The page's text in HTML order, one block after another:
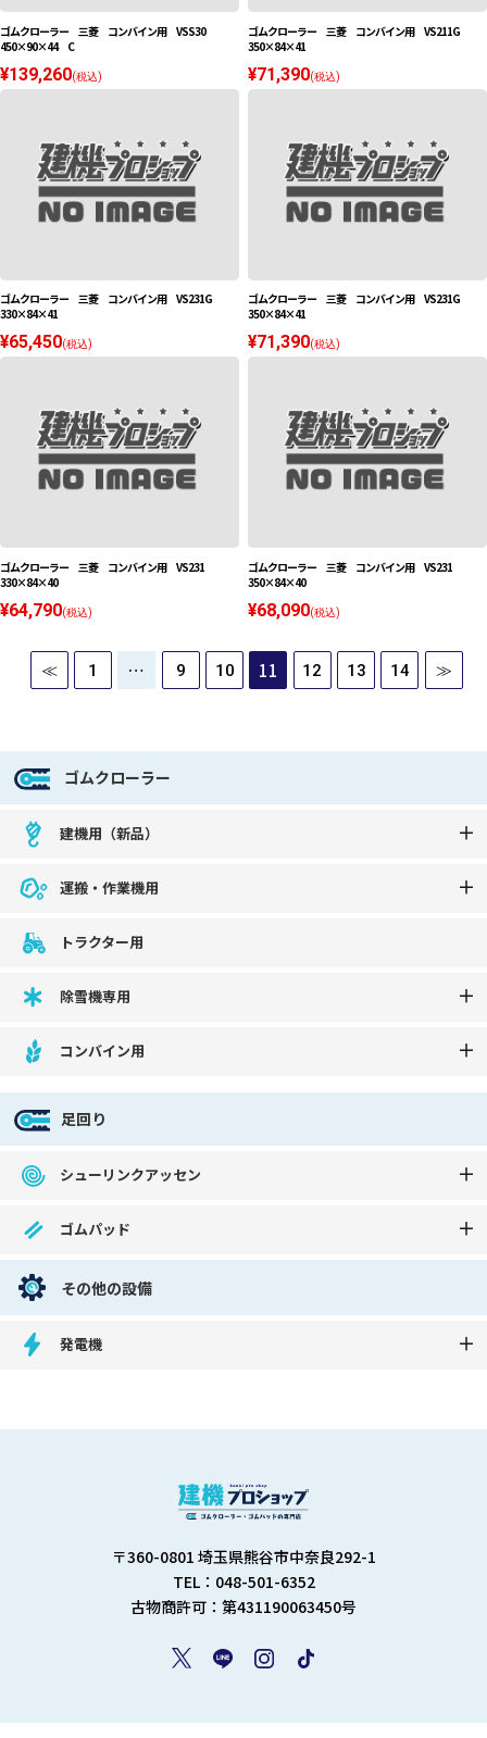
ゴムクローラー 三菱 コンバイン用 VSS30
450×90×44 C
¥139,260(税込)
ゴムクローラー 三菱 コンバイン用 VS211G
350×84×41
¥71,390(税込)
ゴムクローラー 三菱 コンバイン用 VS231G
330×84×41
¥65,450(税込)
ゴムクローラー 三菱 コンバイン用 VS231G
350×84×41
¥71,390(税込)
ゴムクローラー 三菱 コンバイン用 VS231
330×84×40
¥64,790(税込)
ゴムクローラー 三菱 コンバイン用 VS231
350×84×40
¥68,090(税込)
≪ 1 … 9 10 11 12 13 14 ≫
ゴムクローラー
建機用（新品）
運搬・作業機用
トラクター用
除雪機専用
コンバイン用
足回り
シューリンクアッセン
ゴムパッド
その他の設備
発電機
〒360-0801 埼玉県熊谷市中奈良292-1
TEL：048-501-6352
古物商許可：第431190063450号